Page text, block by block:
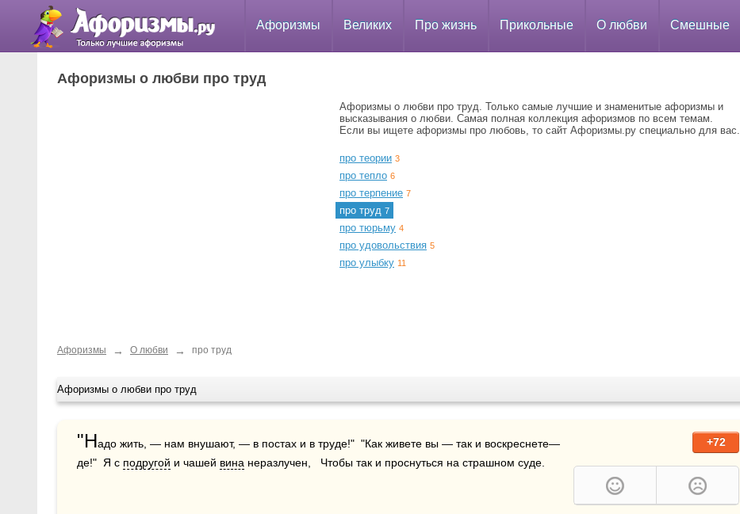
Афоризмы Великих Про жизнь Прикольные О любви Смешные
Афоризмы о любви про труд
Афоризмы о любви про труд. Только самые лучшие и знаменитые афоризмы и
высказывания о любви. Самая полная коллекция афоризмов по всем темам.
Если вы ищете афоризмы про любовь, то сайт Афоризмы.ру специально для вас.
про теории 3
про тепло 6
про терпение 7
про труд 7
про тюрьму 4
про удовольствия 5
про улыбку 11
Афоризмы → О любви → про труд
Афоризмы о любви про труд
+72
"Надо жить, — нам внушают, — в постах и в труде!"  "Как живете вы — так и воскреснете—
де!"  Я с подругой и чашей вина неразлучен,   Чтобы так и проснуться на страшном суде.